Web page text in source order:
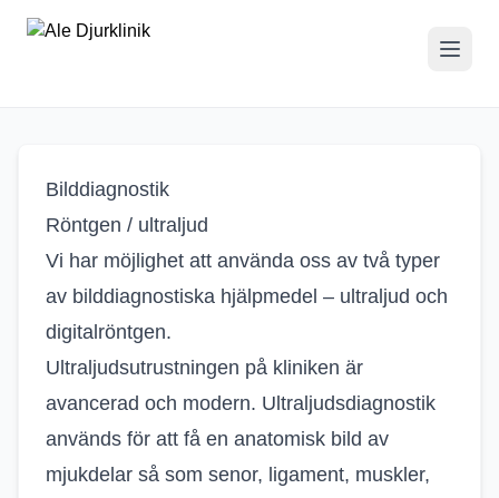
Bilddiagnostik
Röntgen / ultraljud
Vi har möjlighet att använda oss av två typer
av bilddiagnostiska hjälpmedel – ultraljud och
digitalröntgen.
Ultraljudsutrustningen på kliniken är
avancerad och modern. Ultraljudsdiagnostik
används för att få en anatomisk bild av
mjukdelar så som senor, ligament, muskler,